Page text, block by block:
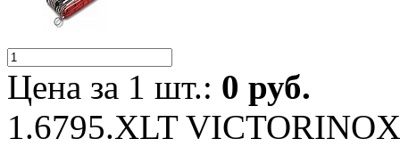
Цена за 1 шт.: 0 руб.
1.6795.XLT